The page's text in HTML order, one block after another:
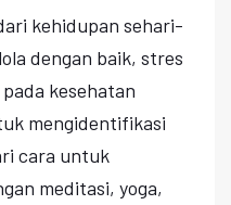
kehidupan sehari-
dengan baik, stres
kesehatan
mengidentifikasi
cara untuk
meditasi, yoga,